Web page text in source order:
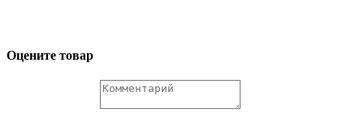
Оцените товар